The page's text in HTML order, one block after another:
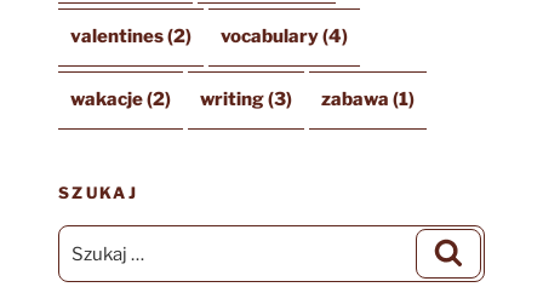
valentines(2) vocabulary(4)
wakacje(2) writing(3) zabawa (1)
SZUKAJ
Szukaj: